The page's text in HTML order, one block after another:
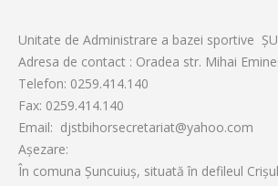
Unitate de Administrare a bazei sportive
Adresa de contact : Oradea str. Mihai
Telefon: 0259.414.140
Fax: 0259.414.140
Email: djstbihorsecretariat@yahoo.com
Aşezare:
În comuna Şuncuiuş, situată în defileul